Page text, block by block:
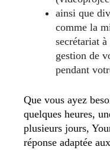
ainsi que
comme la
secrétariat
gestion de
pendant
Que vous ayez
quelques heures,
plusieurs jours,
réponse adaptée